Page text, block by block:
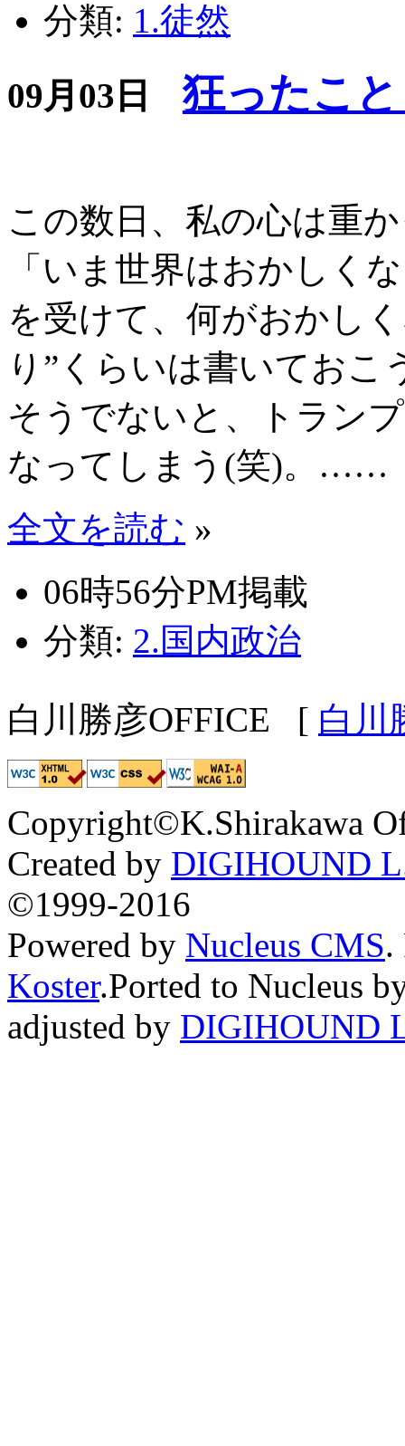
分類: 1.徒然
09月03日
狂ったこ
この数日、私の心は重
「いま世界はおかしく
を受けて、何がおかし
り”くらいは書いてお
そうでないと、トラン
なってしまう(笑)。……
全文を読む »
06時56分PM掲載
分類: 2.国内政治
白川勝彦OFFICE [ 白川
Copyright©K.Shirakawa
Created by DIGIHOUND
©1999-2016
Powered by Nucleus CMS.
Koster.Ported to Nucleus
adjusted by DIGIHOUND